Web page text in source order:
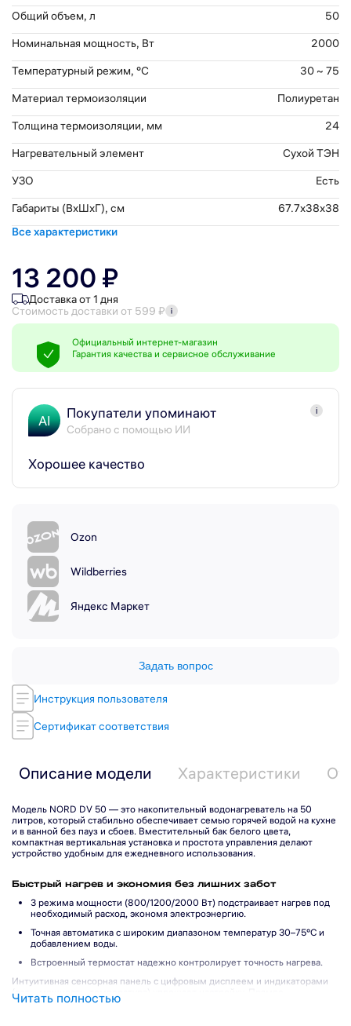
Инструкция пользователя
Сертификат соответствия
Общий объем, л
50
Номинальная мощность, Вт
2000
Температурный режим, °С
30 ~ 75
Материал термоизоляции
Полиуретан
Толщина термоизоляции, мм
24
Нагревательный элемент
Сухой ТЭН
УЗО
Есть
Габариты (ВхШхГ), см
67.7x38x38
Все характеристики
13 200 ₽
Доставка от 1 дня
Стоимость доставки от 599 ₽
Официальный интернет-магазин
Гарантия качества и сервисное обслуживание
AI Покупатели упоминают
Собрано с помощью ИИ
i
Хорошее качество
Ozon
Wildberries
Яндекс Маркет
Задать вопрос
Описание модели Характеристики
Модель NORD DV 50 — это накопительный водонагреватель на 50
литров, который стабильно обеспечивает семью горячей водой на кухне
и в ванной без пауз и сбоев. Вместительный бак белого цвета,
компактная вертикальная установка и простота управления делают
устройство удобным для ежедневного использования.
Быстрый нагрев и экономия без лишних забот
3 режима мощности (800/1200/2000 Вт) подстраивает нагрев под
необходимый расход, экономя электроэнергию.
Точная автоматика с широким диапазоном температур 30–75°C и
добавлением воды.
Встроенный термостат надежно контролирует точность нагрева.
Интуитивная сенсорная панель с цифровым дисплеем и индикаторами
(сеть, мощность, температура) упрощает настройку. Прямое
подключение к водопроводу избавляет от контроля уровня воды: просто
Читать полностью
Подпишитесь на рассылку